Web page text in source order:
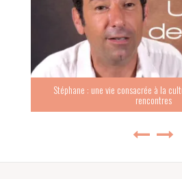
Stéphane : une vie consacrée à la
rencontres